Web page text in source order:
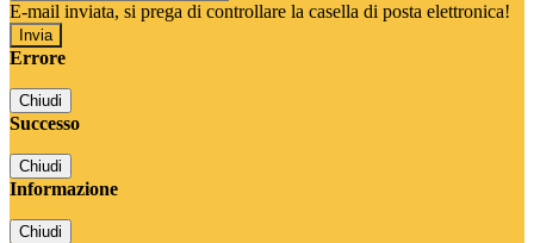
E-mail inviata, si prega di controllare la casella di posta elettronica!
Errore
Chiudi
Successo
Chiudi
Informazione
Chiudi